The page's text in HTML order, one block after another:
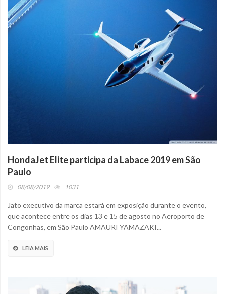
HondaJet Elite participa da Labace 2019 em São
Paulo
08/08/2019 1031
Jato executivo da marca estará em exposição durante o evento,
que acontece entre os dias 13 e 15 de agosto no Aeroporto de
Congonhas, em São Paulo AMAURI YAMAZAKI...
LEIA MAIS